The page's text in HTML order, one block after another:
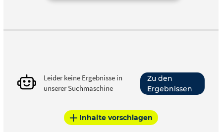
Leider keine Ergebnisse in
unserer Suchmaschine
Zu den
Ergebnissen
Inhalte vorschlagen